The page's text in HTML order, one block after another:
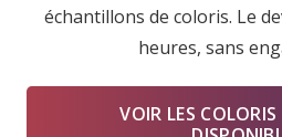
échantillons de coloris. Le
heures, sans
VOIR LES